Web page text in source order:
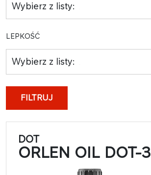
Wybierz z listy:
LEPKOŚĆ
Wybierz z listy:
FILTRUJ
DOT
ORLEN OIL DOT-3